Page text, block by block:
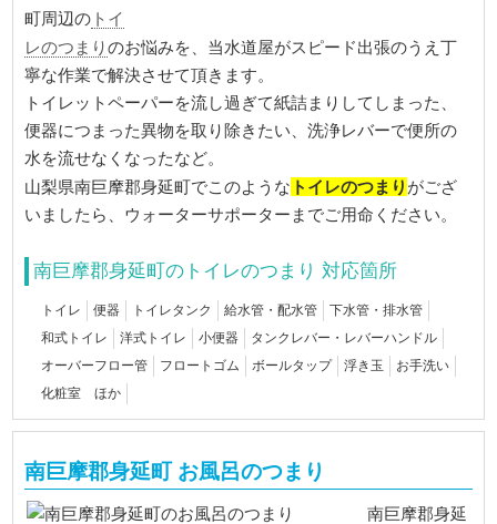
町周辺の トイ
レのつまりのお悩みを、当水道屋がスピード出張のうえ丁
寧な作業で解決させて頂きます。
トイレットペーパーを流し過ぎて紙詰まりしてしまった、
便器につまった異物を取り除きたい、洗浄レバーで便所の
水を流せなくなったなど。
山梨県南巨摩郡身延町でこのような トイレのつまり がござ
いましたら、ウォーターサポーターまでご用命ください。
南巨摩郡身延町のトイレのつまり 対応箇所
トイレ 便器 トイレタンク 給水管・配水管
下水管・排水管
和式トイレ
洋式トイレ 小便器
タンクレバー・レバーハンドル
オーバーフロー管
フロートゴム ボールタップ 浮き玉
お手洗い
化粧室 ほか
南巨摩郡身延町 お風呂のつまり
南巨摩郡身延